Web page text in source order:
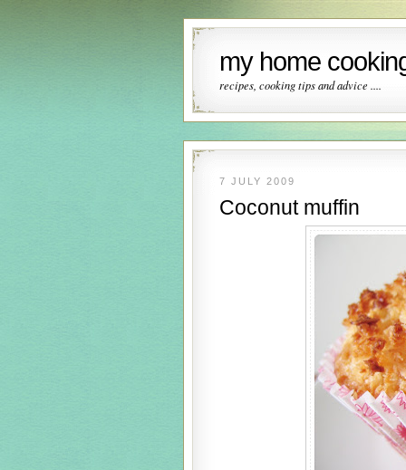
my home
recipes, cooking tips and advice ....
7 JULY 2009
Coconut muffin